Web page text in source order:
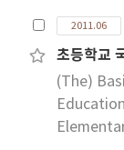
미치는
level
learner.
terms of
of
2011.06
초등학교
(The)